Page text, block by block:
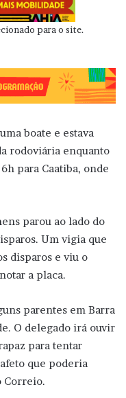
para o site.
boate e estava
rodoviária enquanto
para Caatiba, onde
parou ao lado do
Um vigia que
disparos e viu o
a placa.
parentes em Barra
O delegado irá ouvir
para tentar
que poderia
Correio.